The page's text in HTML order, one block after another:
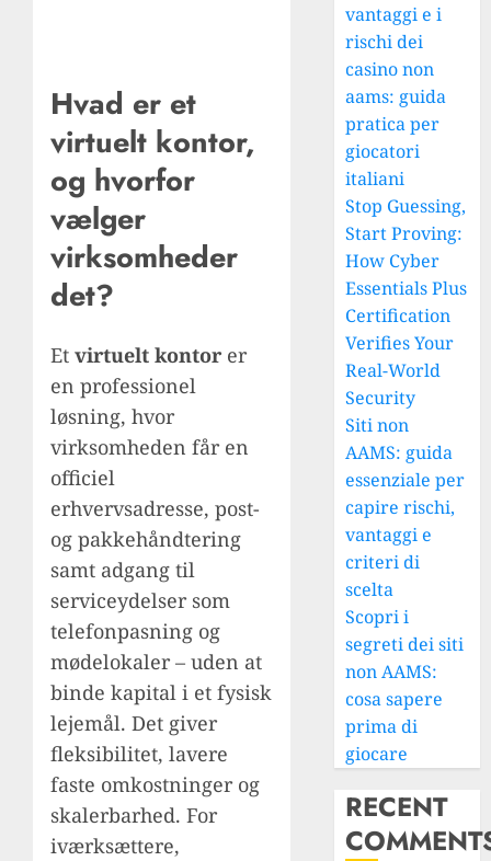
Hvad er et
virtuelt kontor,
og hvorfor
vælger
virksomheder
det?
Et virtuelt kontor er
en professionel
løsning, hvor
virksomheden får en
officiel
erhvervsadresse, post-
og pakkehåndtering
samt adgang til
serviceydelser som
telefonpasning og
mødelokaler – uden at
binde kapital i et fysisk
lejemål. Det giver
fleksibilitet, lavere
faste omkostninger og
skalerbarhed. For
iværksættere,
vantaggi e i
rischi dei
casino non
aams: guida
pratica per
giocatori
italiani
Stop Guessing,
Start Proving:
How Cyber
Essentials Plus
Certification
Verifies Your
Real-World
Security
Siti non
AAMS: guida
essenziale per
capire rischi,
vantaggi e
criteri di
scelta
Scopri i
segreti dei siti
non AAMS:
cosa sapere
prima di
giocare
RECENT